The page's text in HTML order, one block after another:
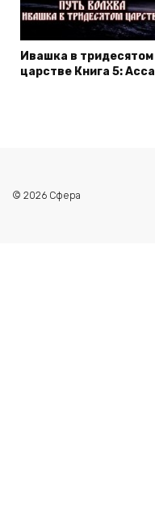
Ивашка в тридесятом
царстве Книга 5: Асса
© 2026 Сфера